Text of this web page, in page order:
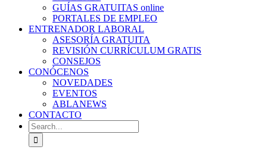
GUÍAS GRATUITAS online
PORTALES DE EMPLEO
ENTRENADOR LABORAL
ASESORÍA GRATUITA
REVISIÓN CURRÍCULUM GRATIS
CONSEJOS
CONÓCENOS
NOVEDADES
EVENTOS
ABLANEWS
CONTACTO
Search
for: